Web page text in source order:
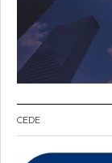
CEDE